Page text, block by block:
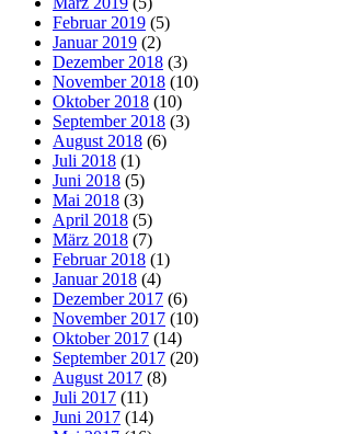
Februar 2019 (5)
Januar 2019 (2)
Dezember 2018 (3)
November 2018 (10)
Oktober 2018 (10)
September 2018 (3)
August 2018 (6)
Juli 2018 (1)
Juni 2018 (5)
Mai 2018 (3)
April 2018 (5)
März 2018 (7)
Februar 2018 (1)
Januar 2018 (4)
Dezember 2017 (6)
November 2017 (10)
Oktober 2017 (14)
September 2017 (20)
August 2017 (8)
Juli 2017 (11)
Juni 2017 (14)